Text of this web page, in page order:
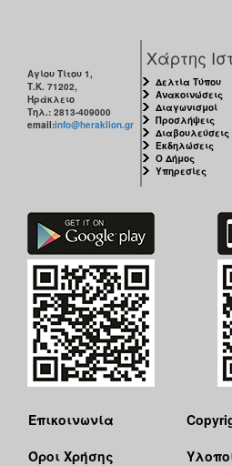
Αγίου Τίτου 1,
Τ.Κ. 71202,
Ηράκλειο
Τηλ.: 2813-409000
email:info@heraklion.gr
Χάρτης
Δελτία Τύπου
Ανακοινώσεις
Διαγωνισμοί
Προσλήψεις
Διαβουλεύσεις
Εκδηλώσεις
Ο Δήμος
Υπηρεσίες
Επικοινωνία
Όροι Χρήσης